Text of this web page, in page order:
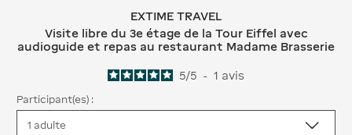
EXTIME TRAVEL Visite libre du 3e
EXTIME TRAVEL
Visite libre du 3e étage de la Tour Eiffel avec
audioguide et repas au restaurant Madame Brasserie
5/5 - 1 avis
Participant(es) :